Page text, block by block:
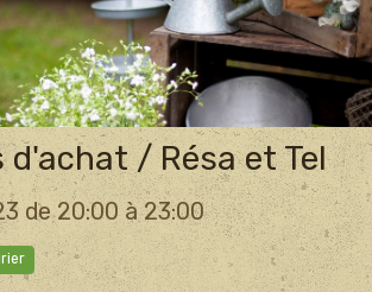
d'achat / Résa et Tel
de 20:00 à 23:00